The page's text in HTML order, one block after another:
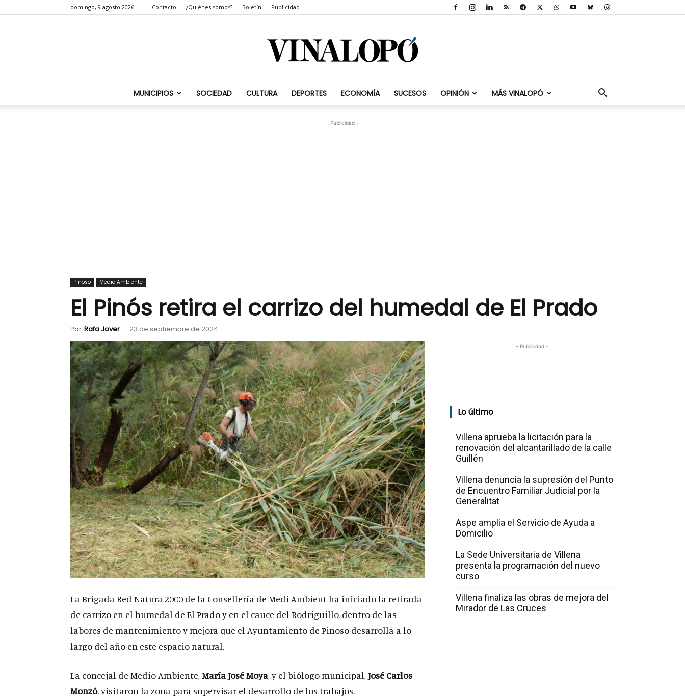
domingo, 9 agosto 2026 Contacto ¿Quiénes somos? Boletín Publicidad
Vinalopó.com
MUNICIPIOS SOCIEDAD CULTURA DEPORTES ECONOMÍA SUCESOS OPINIÓN MÁS VINALOPÓ
- Publicidad -
Pinoso Medio Ambiente
El Pinós retira el carrizo del humedal de El Prado
Por Rafa Jover - 23 de septiembre de 2024
La Brigada Red Natura 2000 de la Consellería de Medi Ambient ha iniciado la retirada
de carrizo en el humedal de El Prado y en el cauce del Rodriguillo, dentro de las
labores de mantenimiento y mejora que el Ayuntamiento de Pinoso desarrolla a lo
largo del año en este espacio natural.
La concejal de Medio Ambiente,María José Moya, y el biólogo municipal,José Carlos
Monzó, visitaron la zona para supervisar el desarrollo de los trabajos.
- Publicidad -
Lo último
Villena aprueba la licitación para la
renovación del alcantarillado de la calle
Guillén
Villena denuncia la supresión del Punto
de Encuentro Familiar Judicial por la
Generalitat
Aspe amplia el Servicio de Ayuda a
Domicilio
La Sede Universitaria de Villena
presenta la programación del nuevo
curso
Villena finaliza las obras de mejora del
Mirador de Las Cruces